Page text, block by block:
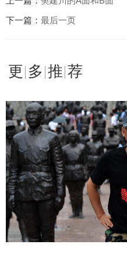
下一篇： 最后一页
更多推荐